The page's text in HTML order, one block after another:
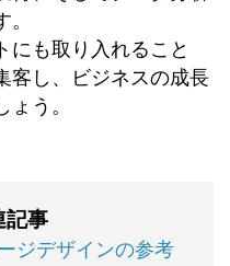
にも取り入れること
客し、ビジネスの成長
う。
記事
ジデザインの参考